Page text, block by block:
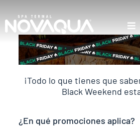
¡Todo lo que tienes que
Black Weekend
¿En qué promociones aplica?